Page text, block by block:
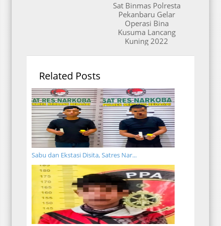
Sat Binmas Polresta
Pekanbaru Gelar
Operasi Bina
Kusuma Lancang
Kuning 2022
Related Posts
Sabu dan Ekstasi Disita, Satres Nar...